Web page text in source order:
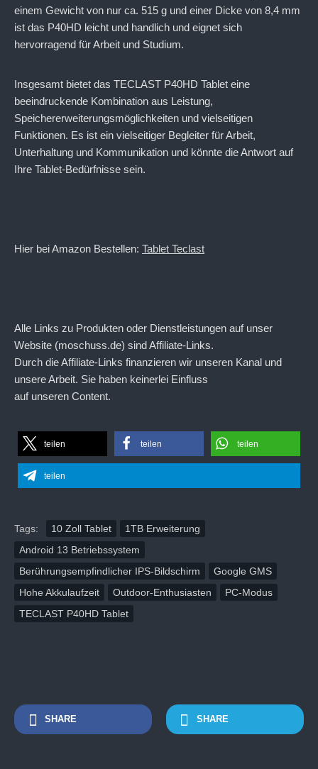
einem Gewicht von nur ca. 515 g und einer Dicke von 8,4 mm
ist das P40HD leicht und handlich und eignet sich
hervorragend für Arbeit und Studium.
Insgesamt bietet das TECLAST P40HD Tablet eine
beeindruckende Kombination aus Leistung,
Speichererweiterungsmöglichkeiten und vielseitigen
Funktionen. Es ist ein vielseitiger Begleiter für Arbeit,
Unterhaltung und Kommunikation und könnte die Antwort auf
Ihre Tablet-Bedürfnisse sein.
Hier bei Amazon Bestellen: Tablet Teclast
Alle Links zu Produkten oder Dienstleistungen auf unser
Website (moschuss.de) sind Affiliate-Links.
Durch die Affiliate-Links finanzieren wir unseren Kanal und
unsere Arbeit. Sie haben keinerlei Einfluss
auf unseren Content.
teilen teilen teilen
teilen
Tags: 10 Zoll Tablet
1TB Erweiterung
Android 13 Betriebssystem
Berührungsempfindlicher IPS-Bildschirm
Google GMS
Hohe Akkulaufzeit
Outdoor-Enthusiasten
PC-Modus
TECLAST P40HD Tablet
SHARE SHARE